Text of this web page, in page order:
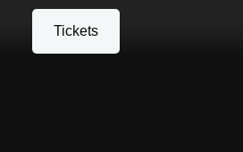
Tickets